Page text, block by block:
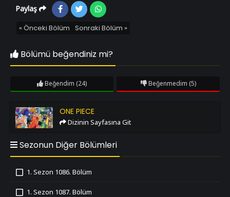
Paylaş
« Önceki Bölüm Sonraki Bölüm »
Bölümü beğendiniz mi?
Beğendim (24) Beğenmedim (5)
One Piece ONE PIECE
Dizinin Sayfasına Git
Sezonun Diğer Bölümleri
1. Sezon 1086. Bölüm
1. Sezon 1087. Bölüm